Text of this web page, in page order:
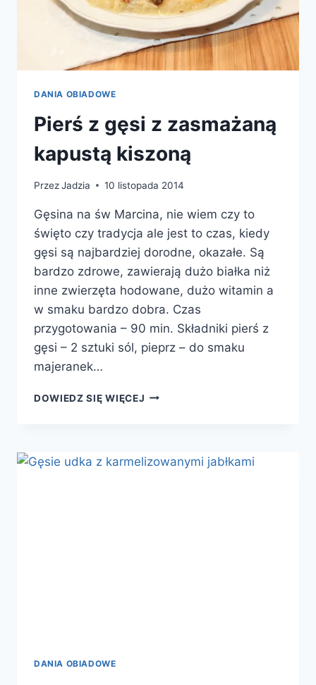
DANIA OBIADOWE
Pierś z gęsi z zasmażaną
kapustą kiszoną
PrzezJadzia 10 listopada 2014
Gęsina na św Marcina, nie wiem czy to
święto czy tradycja ale jest to czas, kiedy
gęsi są najbardziej dorodne, okazałe. Są
bardzo zdrowe, zawierają dużo białka niż
inne zwierzęta hodowane, dużo witamin a
w smaku bardzo dobra. Czas
przygotowania – 90 min. Składniki pierś z
gęsi – 2 sztuki sól, pieprz – do smaku
majeranek…
DOWIEDZ SIĘ WIĘCEJ PIERŚ
KAPUSTĄ
DANIA OBIADOWE